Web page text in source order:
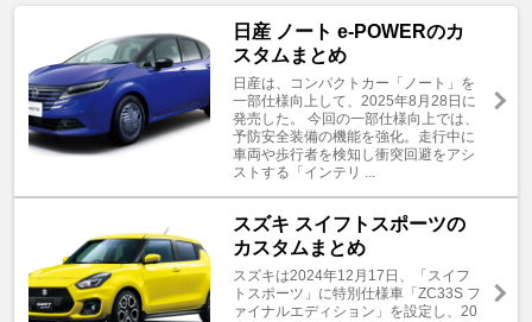
日産 ノート e-POWERのカ
スタムまとめ
日産は、コンパクトカー「ノート」を
一部仕様向上して、2025年8月28日に
発売した。 今回の一部仕様向上では、
予防安全装備の機能を強化。走行中に
車両や歩行者を検知し衝突回避をアシ
ストする「インテリ ...
スズキ スイフトスポーツの
カスタムまとめ
スズキは2024年12月17日、「スイフ
トスポーツ」に特別仕様車「ZC33S フ
ァイナルエディション」を設定し、20